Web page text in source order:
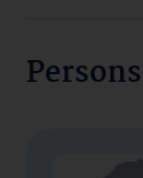
Persons